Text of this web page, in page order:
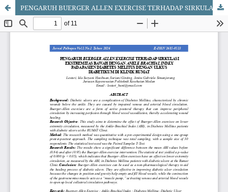
PENGARUH BUERGER ALLEN EXERCISE TERHADAP SIRKULASI EKSTREMITAS BAWAH DENGAN ANKLE BRACHIAL INDEX PADA PASIEN DIABETES MELITUS DENGAN ULKUS DIABETIKUM DI KLINIK RUMAT